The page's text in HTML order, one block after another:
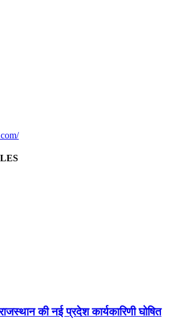
की नई प्रदेश कार्यकारिणी घोषित